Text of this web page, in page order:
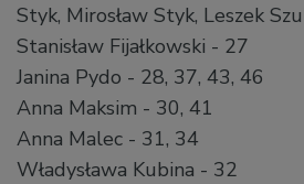
Styk, Mirosław Styk, Leszek
Stanisław Fijałkowski - 27
Janina Pydo - 28, 37, 43, 46
Anna Maksim - 30, 41
Anna Malec - 31, 34
Władysława Kubina - 32